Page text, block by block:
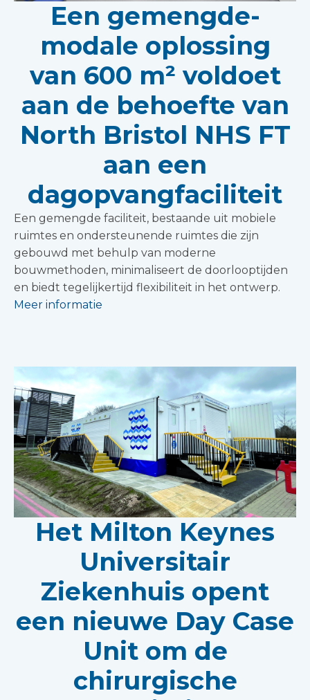
Een gemengde-
modale oplossing
van 600 m² voldoet
aan de behoefte van
North Bristol NHS FT
aan een
dagopvangfaciliteit
Een gemengde faciliteit, bestaande uit mobiele
ruimtes en ondersteunende ruimtes die zijn
gebouwd met behulp van moderne
bouwmethoden, minimaliseert de doorlooptijden
en biedt tegelijkertijd flexibiliteit in het ontwerp.
Meer informatie
Het Milton Keynes
Universitair
Ziekenhuis opent
een nieuwe Day Case
Unit om de
chirurgische